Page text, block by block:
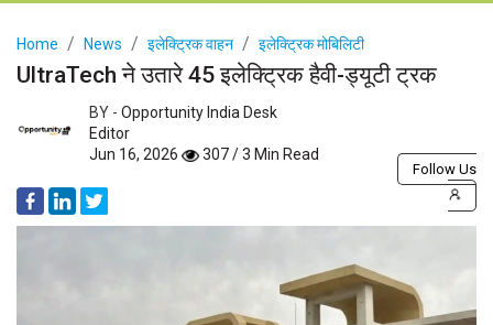
Home News इलेक्ट्रिक वाहन इलेक्ट्रिक मोबिलिटी
UltraTech ने उतारे 45 इलेक्ट्रिक हैवी-ड्यूटी ट्रक
BY - Opportunity India Desk
Editor
Jun 16, 2026
307 / 3 Min Read
Follow Us